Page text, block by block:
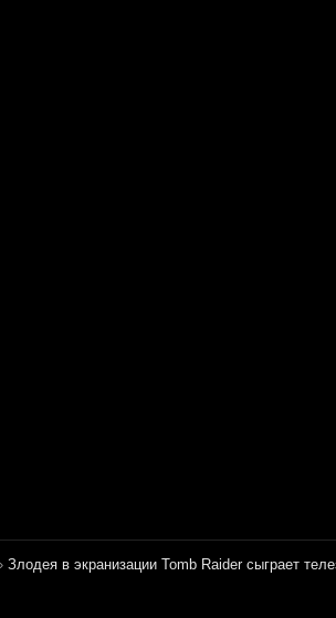
Злодея в экранизации Tomb Raider сыграет